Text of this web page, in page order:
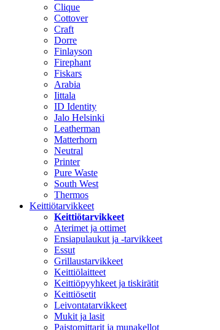
Clique
Cottover
Craft
Dorre
Finlayson
Firephant
Fiskars
Arabia
Iittala
ID Identity
Jalo Helsinki
Leatherman
Matterhorn
Neutral
Printer
Pure Waste
South West
Thermos
Keittiötarvikkeet
Keittiötarvikkeet
Aterimet ja ottimet
Ensiapulaukut ja -tarvikkeet
Essut
Grillaustarvikkeet
Keittiölaitteet
Keittiöpyyhkeet ja tiskirätit
Keittiösetit
Leivontatarvikkeet
Mukit ja lasit
Paistomittarit ja munakellot